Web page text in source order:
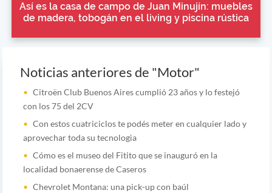
Así es la casa de campo de Juan Minujín: muebles
de madera, tobogán en el living y piscina rústica
Noticias anteriores de "Motor"
Citroën Club Buenos Aires cumplió 23 años y lo festejó
con los 75 del 2CV
Con estos cuatriciclos te podés meter en cualquier lado y
aprovechar toda su tecnologìa
Cómo es el museo del Fitito que se inauguró en la
localidad bonaerense de Caseros
Chevrolet Montana: una pick-up con baúl